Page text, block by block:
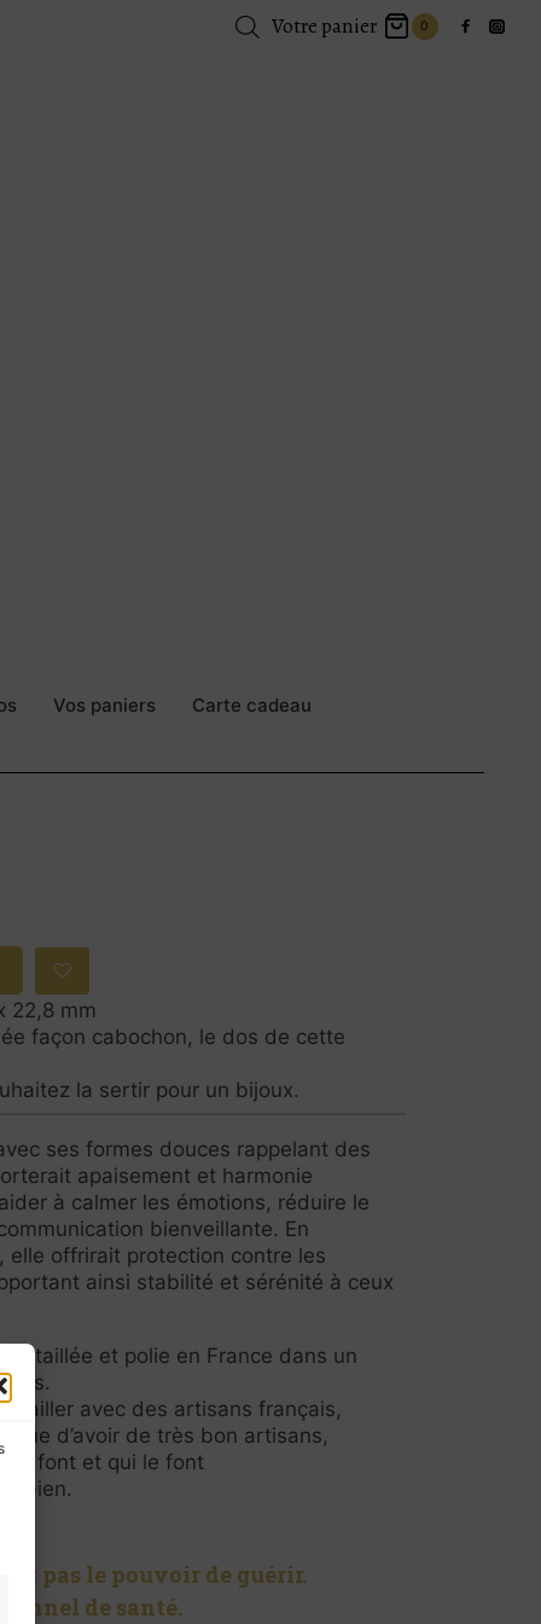
Votre panier 0
Vos paniers Carte cadeau
22,8 mm
façon cabochon, le dos de cette
la sertir pour un bijoux.
ses formes douces rappelant des
apaisement et harmonie
à calmer les émotions, réduire le
bienveillante. En
elle offrirait protection contre les
ainsi stabilité et sérénité à ceux
taillée et polie en France dans un
avec des artisans français,
que d’avoir de très bon artisans,
font et qui le font
bien.
pas le pouvoir de guérir.
de santé.